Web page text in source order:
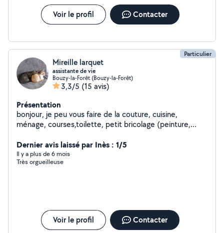
Voir le profil Contacter
Particulier
Mireille larquet
assistante de vie
Bouzy-la-Forêt (Bouzy-la-Forêt)
3,3/5 (15 avis)
Présentation
bonjour, je peu vous faire de la couture, cuisine,
ménage, courses,toilette, petit bricolage (peinture,
demander et vous répondrai ,si je peu vous le faire. A
bientôt
Dernier avis laissé par Inès : 1/5
Il y a plus de 6 mois
Très orgueilleuse
Voir le profil Contacter